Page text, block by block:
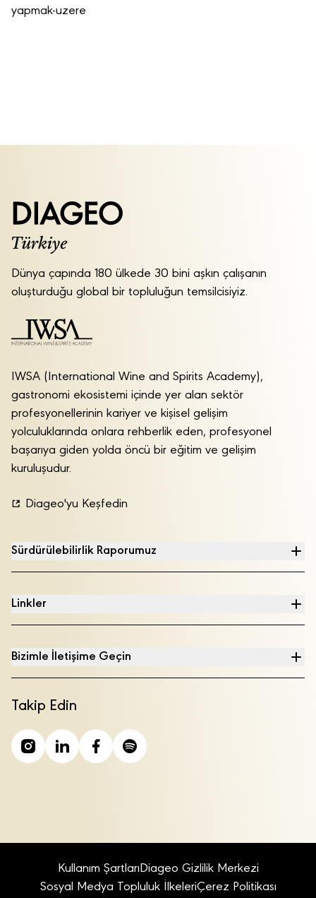
yapmak-uzere
Dünya çapında 180 ülkede 30 bini aşkın çalışanın
oluşturduğu global bir topluluğun temsilcisiyiz.
IWSA (International Wine and Spirits Academy),
gastronomi ekosistemi içinde yer alan sektör
profesyonellerinin kariyer ve kişisel gelişim
yolculuklarında onlara rehberlik eden, profesyonel
başarıya giden yolda öncü bir eğitim ve gelişim
kuruluşudur.
Diageo'yu Keşfedin
Sürdürülebilirlik Raporumuz
Linkler
Bizimle İletişime Geçin
Takip Edin
Kullanım ŞartlarıDiageo Gizlilik Merkezi
Sosyal Medya Topluluk İlkeleriÇerez Politikası